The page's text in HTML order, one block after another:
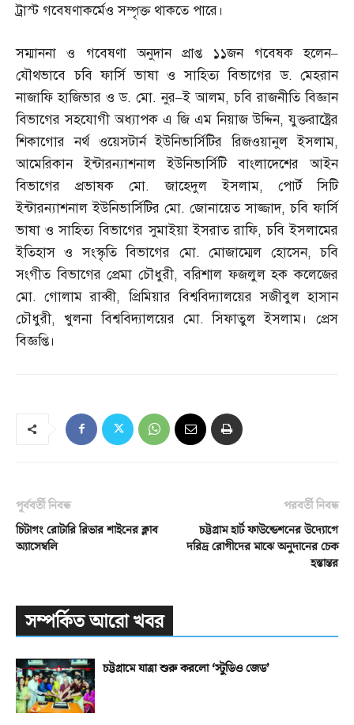
ট্রাস্ট গবেষণাকর্মেও সম্পৃক্ত থাকতে পারে।
সম্মাননা ও গবেষণা অনুদান প্রাপ্ত ১১জন গবেষক হলেন–
যৌথভাবে চবি ফার্সি ভাষা ও সাহিত্য বিভাগের ড. মেহরান
নাজাফি হাজিভার ও ড. মো.নুর–ই আলম,চবি রাজনীতি বিজ্ঞান
বিভাগের সহযোগী অধ্যাপক এ জি এম নিয়াজ উদ্দিন,যুক্তরাষ্ট্রের
শিকাগোর নর্থ ওয়েসটার্ন ইউনিভার্সিটির রিজওয়ানুল ইসলাম,
আমেরিকান ইন্টারন্যাশনাল ইউনিভার্সিটি বাংলাদেশের আইন
বিভাগের প্রভাষক মো.জাহেদুল ইসলাম, পোর্ট সিটি
ইন্টারন্যাশনাল ইউনিভার্সিটির মো. জোনায়েত সাজ্জাদ,চবি ফার্সি
ভাষা ও সাহিত্য বিভাগের সুমাইয়া ইসরাত রাফি,চবি ইসলামের
ইতিহাস ও সংস্কৃতি বিভাগের মো.মোজাম্মেল হোসেন,চবি
সংগীত বিভাগের প্রেমা চৌধুরী,বরিশাল ফজলুল হক কলেজের
মো.গোলাম রাব্বী,প্রিমিয়ার বিশ্ববিদ্যালয়ের সজীবুল হাসান
চৌধুরী, খুলনা বিশ্ববিদ্যালয়ের মো.সিফাতুল ইসলাম। প্রেস
বিজ্ঞপ্তি।
পূর্ববর্তী নিবন্ধ
চিটাগং রোটারি রিভার শাইনের ক্লাব
অ্যাসেম্বলি
পরবর্তী নিবন্ধ
চট্টগ্রাম হার্ট ফাউন্ডেশনের উদ্যোগে
দরিদ্র রোগীদের মাঝে অনুদানের চেক
হস্তান্তর
সম্পর্কিত আরো খবর
চট্টগ্রামে যাত্রা শুরু করলো ‘স্টুডিও জেড’